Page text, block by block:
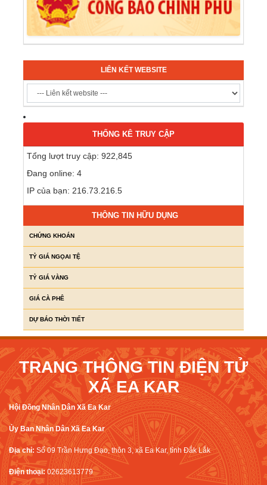
LIÊN KẾT WEBSITE
THỐNG KÊ TRUY CẬP
Tổng lượt truy cập: 922,845
Đang online: 4
IP của bạn: 216.73.216.5
THÔNG TIN HỮU DỤNG
CHỨNG KHOÁN
TỶ GIÁ NGỌAI TỆ
TỶ GIÁ VÀNG
GIÁ CÀ PHÊ
DỰ BÁO THỜI TIẾT
TRANG THÔNG TIN ĐIỆN TỬ
XÃ EA KAR
Hội Đồng Nhân Dân Xã Ea Kar
Ủy Ban Nhân Dân Xã Ea Kar
Địa chỉ: Số 09 Trần Hưng Đạo, thôn 3, xã Ea Kar, tỉnh Đắk Lắk
Điện thoại: 02623613779